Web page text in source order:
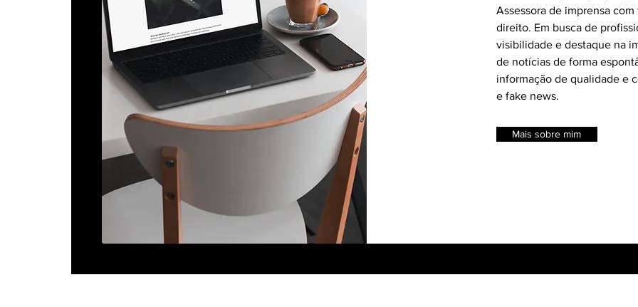
Assessora de imprensa
direito. Em busca de
visibilidade e destaque na
de notícias de forma
informação de qualidade e
e fake news.
Mais sobre mim